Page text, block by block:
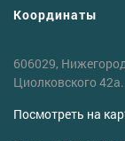
Координаты
606029,
Циолковского 42а.
Посмотреть на